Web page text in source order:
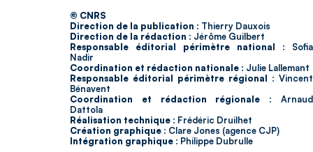
© CNRS
Direction de la publication : Thierry Dauxois
Direction de la rédaction : Jérôme Guilbert
Responsable éditorial périmètre national : Sofia
Nadir
Coordination et rédaction nationale : Julie Lallemant
Responsable éditorial périmètre régional : Vincent
Bénavent
Coordination et rédaction régionale : Arnaud
Dattola
Réalisation technique : Frédéric Druilhet
Création graphique : Clare Jones (agence CJP)
Intégration graphique : Philippe Dubrulle